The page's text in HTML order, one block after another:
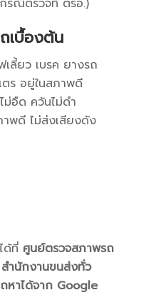
รณีตรวจที่ ตรอ.)
เบื้องต้น
ลี้ยว เบรค ยางรถ
ร อยู่ในสภาพดี
ม่อืด ควันไม่ดำ
าพดี ไม่ส่งเสียงดัง
ด้ที่ ศูนย์ตรวจสภาพรถ
สำนักงานขนส่งทั่ว
หาได้จาก Google